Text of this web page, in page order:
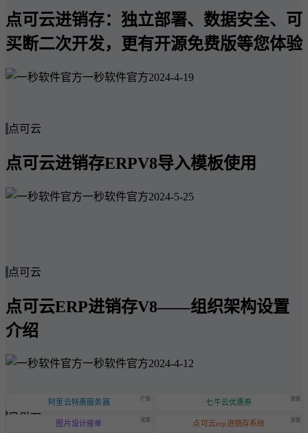
点可云进销存：独立部署、数据安全、可
买断二次开发，更有开源免费版等您体验
一秒软件官方2024-4-19
点可云
点可云进销存ERPV8导入模板使用
一秒软件官方2024-5-25
点可云
点可云ERP进销存V8——组织架构设置
介绍
一秒软件官方2024-4-12
点可云
阿里云特惠服务器 广告 七牛云优惠券 自营
图片设计接单 优质 点可云erp进销存系统 自营